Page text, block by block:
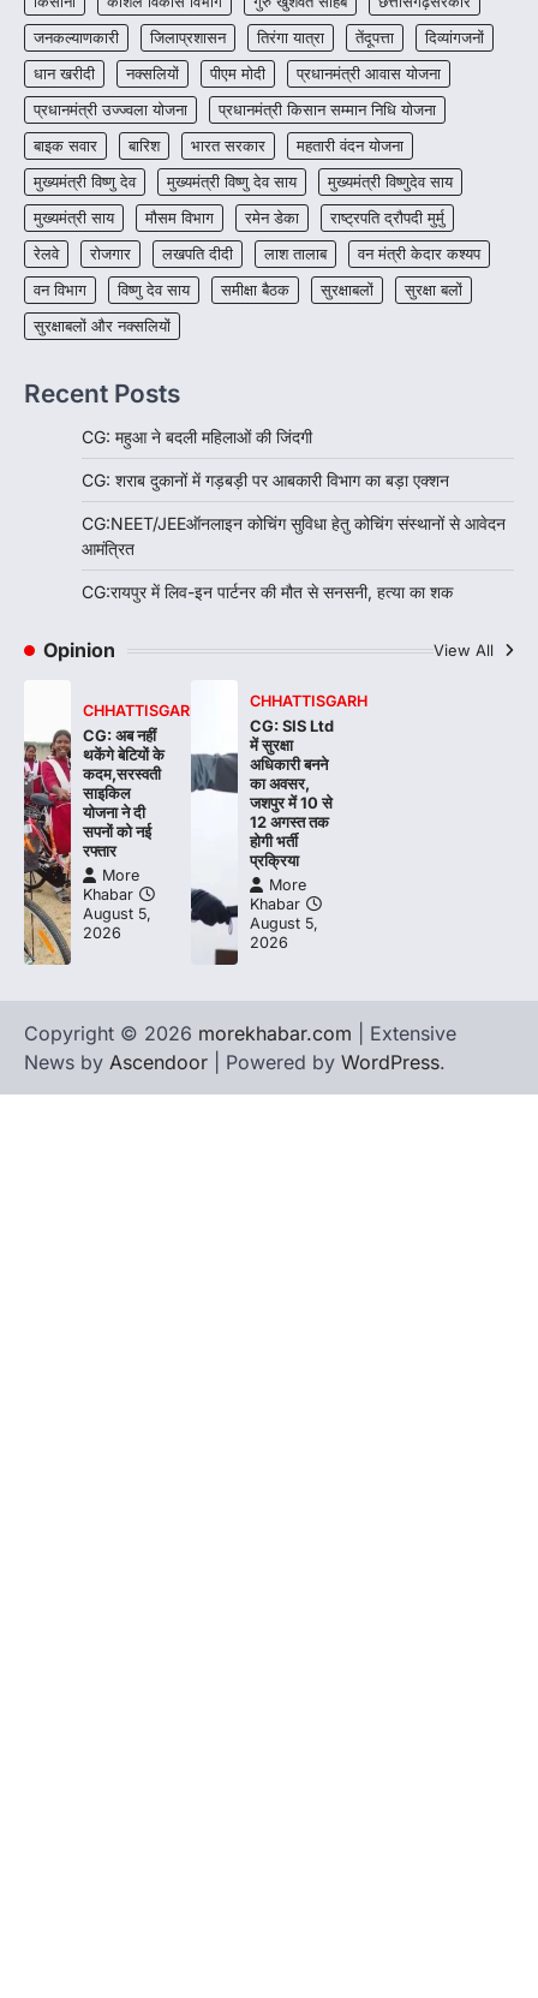
3
रायपुर। शैक्षणिक सत्र 2026-27 में सरगुजा जिले के
शासकीय विद्यालयों में कक्षा 11वीं विज्ञान संकाय…
4
CHHATTISGARH
CG:रायपुर में लिव-इन पार्टनर की मौत से
सनसनी, हत्या का शक
More Khabar August 6, 2026
रायपुर। राजधानी रायपुर से एक सनसनीखेज मामला
सामने आया है। मुजगहन थाना क्षेत्र के बोरियाकला…
जनकल्याणकारी
जिलाप्रशासन तिरंगा यात्रा तेंदूपत्ता
दिव्यांगजनों
धान खरीदी
नक्सलियों पीएम मोदी
प्रधानमंत्री आवास योजना
प्रधानमंत्री उज्ज्वला योजना
प्रधानमंत्री किसान सम्मान निधि योजना
बाइक सवार
बारिश भारत सरकार
महतारी वंदन योजना
मुख्यमंत्री विष्णु देव
मुख्यमंत्री विष्णु देव साय
मुख्यमंत्री विष्णुदेव साय
मुख्यमंत्री साय
मौसम विभाग रमेन डेका
राष्ट्रपति द्रौपदी मुर्मु
रेलवे
रोजगार लखपति दीदी लाश तालाब
वन मंत्री केदार कश्यप
वन विभाग
विष्णु देव साय समीक्षा बैठक सुरक्षाबलों
सुरक्षा बलों
सुरक्षाबलों और नक्सलियों
Recent Posts
CG: महुआ ने बदली महिलाओं की जिंदगी
CG: शराब दुकानों में गड़बड़ी पर आबकारी विभाग का बड़ा एक्शन
CG:NEET/JEEऑनलाइन कोचिंग सुविधा हेतु कोचिंग संस्थानों से आवेदन
आमंत्रित
CG:रायपुर में लिव-इन पार्टनर की मौत से सनसनी, हत्या का शक
Opinion View All
CHHATTISGARH
CG: अब नहीं
थकेंगे बेटियों के
कदम,सरस्वती
साइकिल
योजना ने दी
सपनों को नई
रफ्तार
More
Khabar
August 5,
2026
CHHATTISGARH
CG: SIS Ltd
में सुरक्षा
अधिकारी बनने
का अवसर,
जशपुर में 10 से
12 अगस्त तक
होगी भर्ती
प्रक्रिया
More
Khabar
August 5,
2026
Copyright © 2026 morekhabar.com | Extensive
News by Ascendoor | Powered by WordPress.